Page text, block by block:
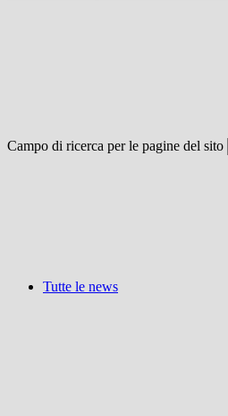
Campo di ricerca per le pagine del sito
Tutte le news